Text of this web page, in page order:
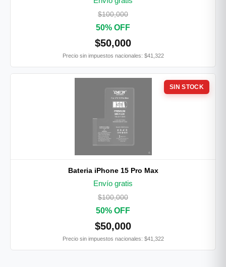
$100,000
50% OFF
$50,000
Precio sin impuestos nacionales: $41,322
SIN STOCK
Bateria iPhone 15 Pro Max
Envío gratis
$100,000
50% OFF
$50,000
Precio sin impuestos nacionales: $41,322